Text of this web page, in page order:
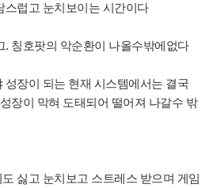
스럽고 눈치보이는 시간이다
. 칭호팟의 악순환이 나올수밖에없다
성장이 되는 현재 시스템에서는 결국
장이 막혀 도태되어 떨어져 나갈수 밖
싫고 눈치보고 스트레스 받으며 게임